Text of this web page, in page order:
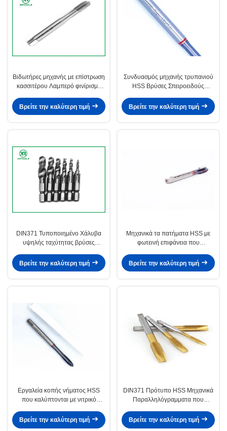
Βιδωτήρες μηχανής με επίστρωση
κασσιτέρου Λαμπερό φινίρισμα
κοπής σπειρώματος για
εφαρμογές μεταλλοτεχνίας
Βρείτε την καλύτερη τιμή
Συνδυασμός μηχανής τρυπανιού
HSS Βρύσες Σπειροειδούς
1.25 Εργαλεία κοπής
σπειρώματος Σχεδιασμένα για
Βρείτε την καλύτερη τιμή
DIN371 Τυποποιημένο Χάλυβα
υψηλής ταχύτητας βρύσες
1,25 Εργαλείο κοπής ακριβείας
για βιομηχανικές εφαρμογές
Βρείτε την καλύτερη τιμή
Μηχανικά τα πατήματα HSS με
φωτεινή επιφάνεια που
επεξεργασία Tin, σχεδιασμένα για
ακριβή παραγωγή σπειρωμάτων
Βρείτε την καλύτερη τιμή
Εργαλεία κοπής νήματος HSS
που καλύπτονται με νιτρικό
κοπής νήματος σχεδιασμένα για
Βρείτε την καλύτερη τιμή
DIN371 Πρότυπο HSS Μηχανικά
Παραλληλόγραμματα που
και Φινίρισμα Λαμπερής
Επιφάνειας Ιδανικά για Εργασίες
Βρείτε την καλύτερη τιμή